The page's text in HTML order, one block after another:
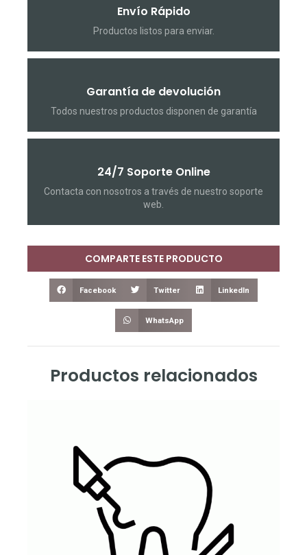
Envío Rápido
Productos listos para enviar.
Garantía de devolución
Todos nuestros productos disponen de garantía
24/7 Soporte Online
Contacta con nosotros a través de nuestro soporte
web.
COMPARTE ESTE PRODUCTO
Facebook Twitter LinkedIn
WhatsApp
Productos relacionados